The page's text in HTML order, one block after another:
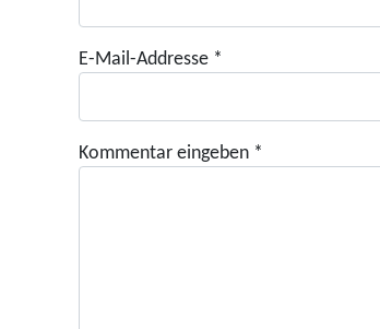
E-Mail-Addresse *
Kommentar eingeben *